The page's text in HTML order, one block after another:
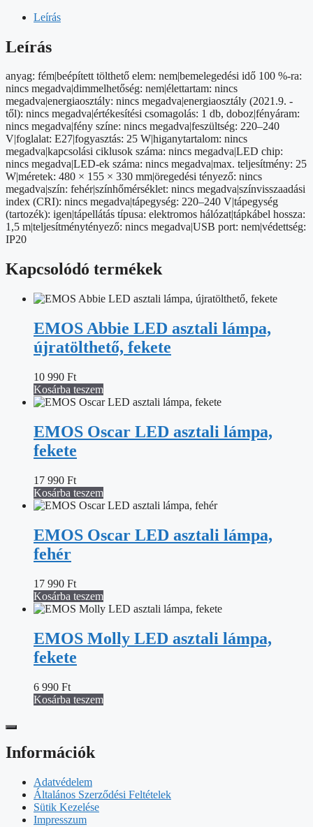
mennyiség
Leírás
Leírás
anyag: fém|beépített tölthető elem: nem|bemelegedési idő 100 %-ra:
nincs megadva|dimmelhetőség: nem|élettartam: nincs
megadva|energiaosztály: nincs megadva|energiaosztály (2021.9. -
től): nincs megadva|értékesítési csomagolás: 1 db, doboz|fényáram:
nincs megadva|fény színe: nincs megadva|feszültség: 220–240
V|foglalat: E27|fogyasztás: 25 W|higanytartalom: nincs
megadva|kapcsolási ciklusok száma: nincs megadva|LED chip:
nincs megadva|LED-ek száma: nincs megadva|max. teljesítmény: 25
W|méretek: 480 × 155 × 330 mm|öregedési tényező: nincs
megadva|szín: fehér|színhőmérséklet: nincs megadva|színvisszaadási
index (CRI): nincs megadva|tápegység: 220–240 V|tápegység
(tartozék): igen|tápellátás típusa: elektromos hálózat|tápkábel hossza:
1,5 m|teljesítménytényező: nincs megadva|USB port: nem|védettség:
IP20
Kapcsolódó termékek
EMOS Abbie LED asztali lámpa,
újratölthető, fekete
10 990 Ft
Kosárba teszem
EMOS Oscar LED asztali lámpa,
fekete
17 990 Ft
Kosárba teszem
EMOS Oscar LED asztali lámpa,
fehér
17 990 Ft
Kosárba teszem
EMOS Molly LED asztali lámpa,
fekete
6 990 Ft
Kosárba teszem
Információk
Adatvédelem
Általános Szerződési Feltételek
Sütik Kezelése
Impresszum